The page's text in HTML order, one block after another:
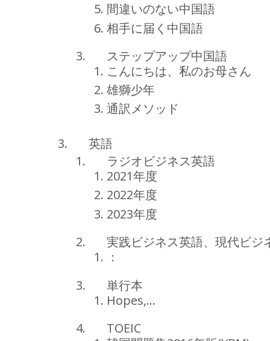
間違いのない中国語
相手に届く中国語
ステップアップ中国語
こんにちは、私のお母さん
雄獅少年
通訳メソッド
英語
ラジオビジネス英語
2021年度
2022年度
2023年度
実践ビジネス英語、現代ビジ
：
単行本
Hopes,…
TOEIC